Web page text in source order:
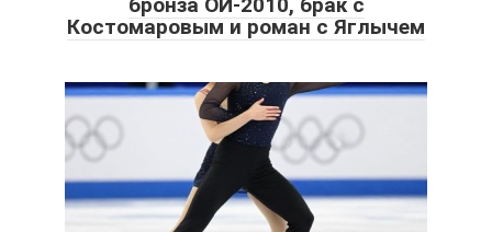
Костомаровым и роман с Яглычем